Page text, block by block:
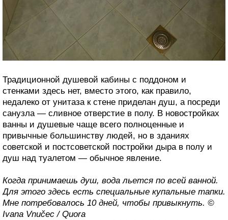
Традиционной душевой кабины с поддоном и
стенками здесь нет, вместо этого, как правило,
недалеко от унитаза к стене приделан душ, а посреди
санузла — сливное отверстие в полу. В новостройках
ванны и душевые чаще всего полноценные и
привычные большинству людей, но в зданиях
советской и постсоветской постройки дыра в полу и
душ над туалетом — обычное явление.
Когда принимаешь душ, вода льется по всей ванной.
Для этого здесь есть специальные купальные тапки.
Мне потребовалось 10 дней, чтобы привыкнуть. ©
Ivana Vnučec / Quora